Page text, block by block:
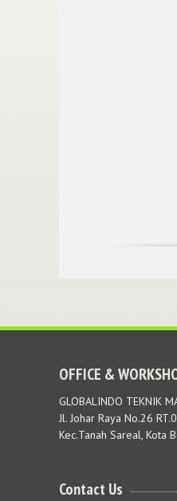
OFFICE &
GLOBALINDO TEKNIK
Jl. Johar Raya No.26
Kec.Tanah Sareal, Kota
Contact Us